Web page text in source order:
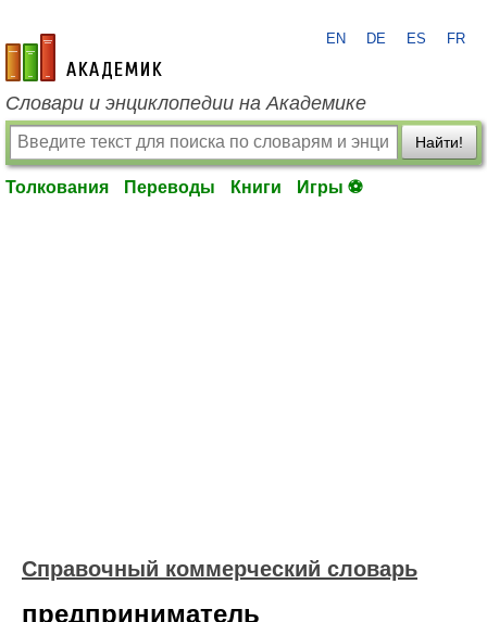
academic.ru
EN DE ES FR
Словари и энциклопедии на Академике
Найти!
Толкования Переводы Книги Игры ⚽
Справочный коммерческий словарь
предприниматель